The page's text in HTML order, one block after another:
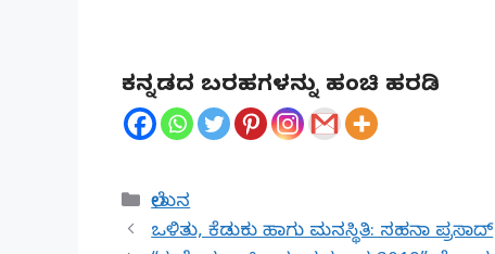
ಕನ್ನಡದ ಬರಹಗಳನ್ನು ಹಂಚಿ ಹರಡಿ
Categories
ಲೇಖನ
ಒಳಿತು, ಕೆಡುಕು ಹಾಗು ಮನಸ್ಥಿತಿ: ಸಹನಾ ಪ್ರಸಾದ್